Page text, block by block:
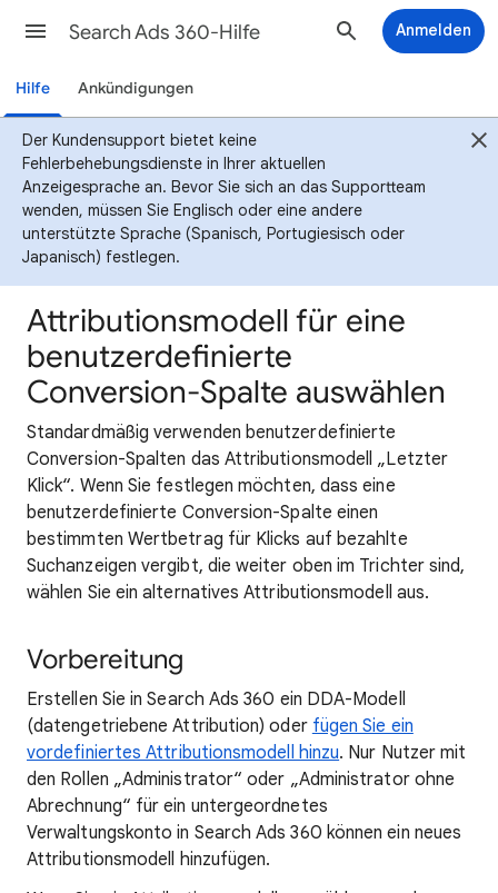
Search Ads 360-Hilfe Anmelden
Hilfe Ankündigungen
Der Kundensupport bietet keine
Fehlerbehebungsdienste in Ihrer aktuellen
Anzeigesprache an. Bevor Sie sich an das Supportteam
wenden, müssen Sie Englisch oder eine andere
unterstützte Sprache (Spanisch, Portugiesisch oder
Japanisch) festlegen.
Attributionsmodell für eine
benutzerdefinierte
Conversion-Spalte auswählen
Standardmäßig verwenden benutzerdefinierte
Conversion-Spalten das Attributionsmodell „Letzter
Klick“. Wenn Sie festlegen möchten, dass eine
benutzerdefinierte Conversion-Spalte einen
bestimmten Wertbetrag für Klicks auf bezahlte
Suchanzeigen vergibt, die weiter oben im Trichter sind,
wählen Sie ein alternatives Attributionsmodell aus.
Vorbereitung
Erstellen Sie in Search Ads 360 ein DDA-Modell
(datengetriebene Attribution) oder fügen Sie ein
vordefiniertes Attributionsmodell hinzu. Nur Nutzer mit
den Rollen „Administrator“ oder „Administrator ohne
Abrechnung“ für ein untergeordnetes
Verwaltungskonto in Search Ads 360 können ein neues
Attributionsmodell hinzufügen.